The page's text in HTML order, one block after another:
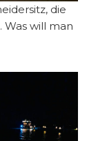
die
will man